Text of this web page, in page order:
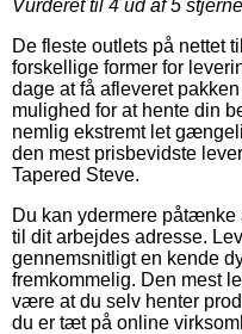
Vurderet til 4 ud af 5
De fleste outlets på nettet
forskellige former for
dage at få afleveret
mulighed for at hente din
nemlig ekstremt let
den mest prisbevidste
Tapered Steve.
Du kan ydermere
til dit arbejdes adresse.
gennemsnitligt en kende
fremkommelig. Den mest
være at du selv henter
du er tæt på online